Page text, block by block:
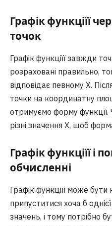
Графік функціїї
точок
Графік функціїї завжди
розраховані правильно,
відповідає певному X.
точки на координатну
отримуємо форму
різні значення X, щоб
Графік функціїї і
обчисленні
Графік функціїї може
припуститися хоча б
значень, і тому потрібно